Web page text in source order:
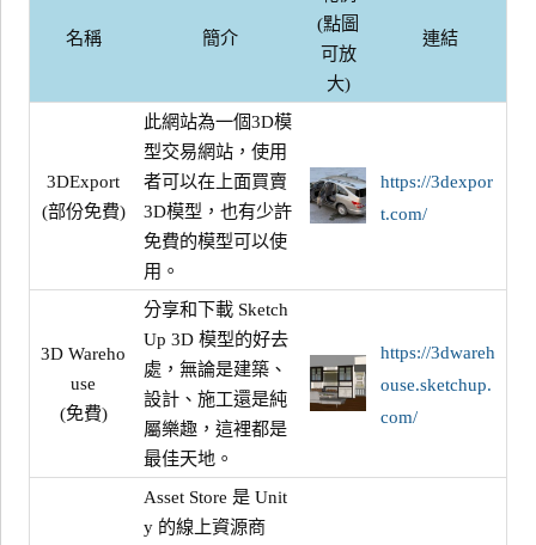
名稱 簡介
(點圖
可放
大)
連結
3DExport
(部份免費)
此網站為一個3D模
型交易網站，使用
者可以在上面買賣
3D模型，也有少許
免費的模型可以使
用。
https://3dexpor
t.com/
3D Wareho
use
(免費)
分享和下載 Sketch
Up 3D 模型的好去
處，無論是建築、
設計、施工還是純
屬樂趣，這裡都是
最佳天地。
https://3dwareh
ouse.sketchup.
com/
Asset Store 是 Unit
y 的線上資源商